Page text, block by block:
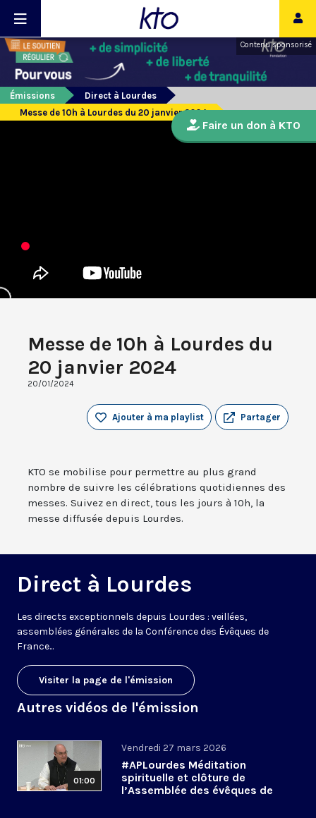
Contenu sponsorisé
Émissions
Direct à Lourdes
Messe de 10h à Lourdes du 20 janvier 2024
Messe de 10h à Lourdes du
20 janvier 2024
20/01/2024
Partager
Ajouter à ma playlist
KTO se mobilise pour permettre au plus grand
nombre de suivre les célébrations quotidiennes des
messes. Suivez en direct, tous les jours à 10h, la
messe diffusée depuis Lourdes.
Direct à Lourdes
Les directs exceptionnels depuis Lourdes : veillées,
assemblées générales de la Conférence des Évêques de
France...
Visiter la page de l'émission
Autres vidéos de l'émission
01:00
Vendredi 27 mars 2026
#APLourdes Méditation
spirituelle et clôture de
l’Assemblée des évêques de
Faire un don à KTO